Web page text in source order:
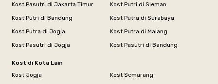
Kost Pasutri di Jakarta Timur
Kost Putri di Sleman
Kost Putri di Bandung
Kost Putra di Surabaya
Kost Putra di Jogja
Kost Putra di Malang
Kost Pasutri di Jogja
Kost Pasutri di Bandung
Kost di Kota Lain
Kost Jogja
Kost Semarang